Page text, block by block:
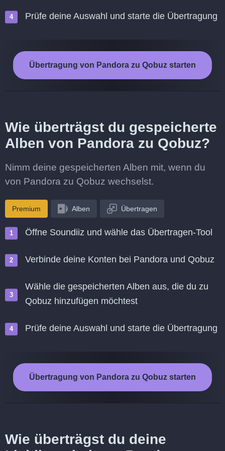
Prüfe deine Auswahl und starte die Übertragung
Übertragung von Pandora zu Qobuz starten
Wie überträgst du gespeicherte
Alben von Pandora zu Qobuz?
Nimm deine gespeicherten Alben mit, wenn du
von Pandora zu Qobuz wechselst.
Premium Alben Übertragen
Öffne Soundiiz und wähle das Übertragen-Tool
Verbinde deine Konten bei Pandora und Qobuz
Wähle die gespeicherten Alben aus, die du zu
Qobuz hinzufügen möchtest
Prüfe deine Auswahl und starte die Übertragung
Übertragung von Pandora zu Qobuz starten
Wie überträgst du deine